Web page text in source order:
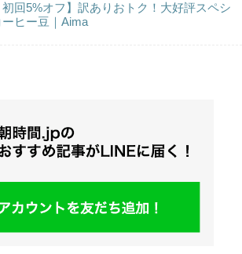
初回5%オフ】訳ありおトク！大好評スペシ
ヒー豆｜Aima